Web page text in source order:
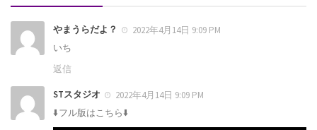
やまうらだよ？
2022年4月14日 9:09 PM
いち
返信
STスタジオ
2022年4月14日 9:09 PM
⬇️フル版はこちら⬇️